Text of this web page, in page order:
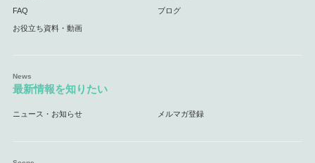
FAQ ブログ
お役立ち資料・動画
最新情報を知りたい
ニュース・お知らせ メルマガ登録